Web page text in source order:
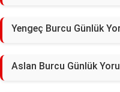
Yengeç Burcu Günlük
Aslan Burcu Günlük